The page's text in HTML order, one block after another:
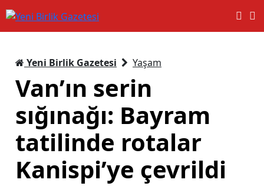
Yeni Birlik Gazetesi Yaşam
Van’ın serin
sığınağı: Bayram
tatilinde rotalar
Kanispi’ye çevrildi